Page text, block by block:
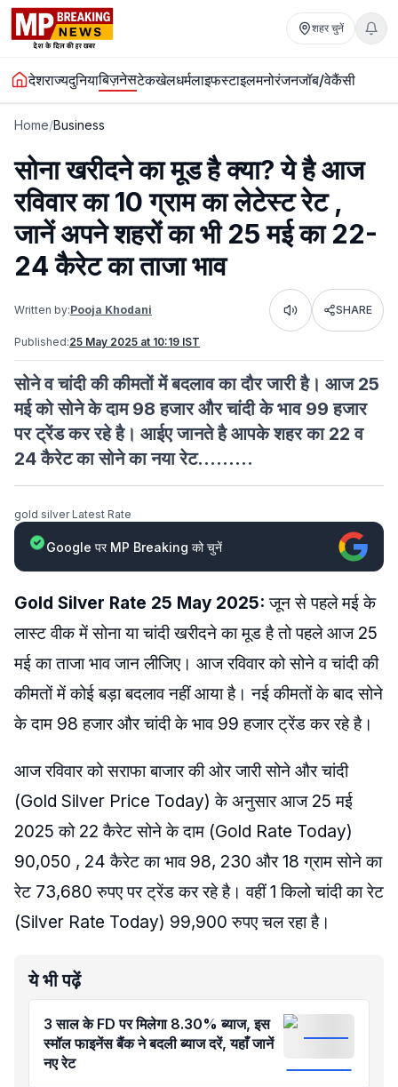
शहर चुनें
देशराज्यदुनियाबिज़नेसटेकखेलधर्मलाइफस्टाइलमनोरंजनजॉब/वेकैंसी
Home/Business
सोना खरीदने का मूड है क्या? ये है आज
रविवार का 10 ग्राम का लेटेस्ट रेट ,
जानें अपने शहरों का भी 25 मई का 22-
24 कैरेट का ताजा भाव
Written by:Pooja Khodani Listen SHARE
Published:25 May 2025 at 10:19 IST
सोने व चांदी की कीमतों में बदलाव का दौर जारी है। आज 25
मई को सोने के दाम 98 हजार और चांदी के भाव 99 हजार
पर ट्रेंड कर रहे है। आईए जानते है आपके शहर का 22 व
24 कैरेट का सोने का नया रेट.........
gold silver Latest Rate
Google पर MP Breaking को चुनें
Gold Silver Rate 25 May 2025: जून से पहले मई के
लास्ट वीक में सोना या चांदी खरीदने का मूड है तो पहले आज 25
मई का ताजा भाव जान लीजिए। आज रविवार को सोने व चांदी की
कीमतों में कोई बड़ा बदलाव नहीं आया है। नई कीमतों के बाद सोने
के दाम 98 हजार और चांदी के भाव 99 हजार ट्रेंड कर रहे है।
आज रविवार को सराफा बाजार की ओर जारी सोने और चांदी
(Gold Silver Price Today) के अनुसार आज 25 मई
2025 को 22 कैरेट सोने के दाम (Gold Rate Today)
90,050 , 24 कैरेट का भाव 98, 230 और 18 ग्राम सोने का
रेट 73,680 रुपए पर ट्रेंड कर रहे है। वहीं 1 किलो चांदी का रेट
(Silver Rate Today) 99,900 रुपए चल रहा है।
ये भी पढ़ें
3 साल के FD पर मिलेगा 8.30% ब्याज, इस
स्मॉल फाइनेंस बैंक ने बदली ब्याज दरें, यहाँ जानें
नए रेट